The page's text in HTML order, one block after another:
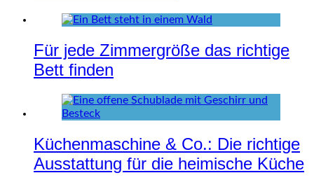
Für jede Zimmergröße das richtige
Bett finden
Küchenmaschine & Co.: Die richtige
Ausstattung für die heimische Küche